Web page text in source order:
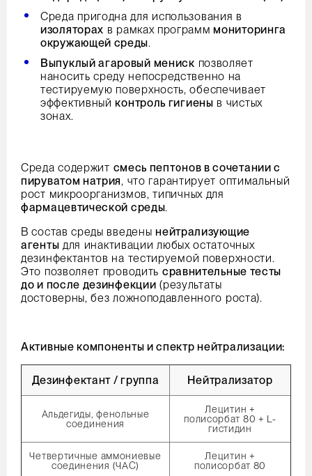
Среда пригодна для использования в
изоляторах в рамках программ мониторинга
окружающей среды.
Выпуклый агаровый мениск позволяет
наносить среду непосредственно на
тестируемую поверхность, обеспечивает
эффективныйконтроль гигиены в чистых
зонах.
Среда содержит смесь пептонов в сочетании с
пируватом натрия, что гарантирует оптимальный
рост микроорганизмов, типичных для
фармацевтической среды.
В состав среды введенынейтрализующие
агенты для инактивации любых остаточных
дезинфектантов на тестируемой поверхности.
Это позволяет проводить сравнительные тесты
до и после дезинфекции (результаты
достоверны, без ложноподавленного роста).
Активные компоненты и спектр нейтрализации:
Дезинфектант / группа Нейтрализатор
Альдегиды, фенольные
соединения
Лецитин +
полисорбат 80 + L-
гистидин
Четвертичные аммониевые
соединения (ЧАС)
Лецитин +
полисорбат 80